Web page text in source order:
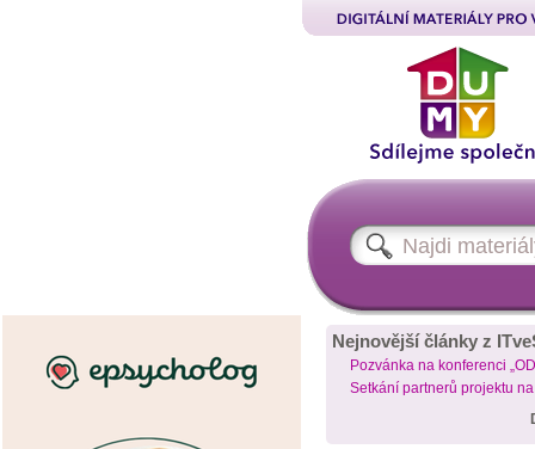
Nejnovější články z
Pozvánka na konferenci
Setkání partnerů projektu